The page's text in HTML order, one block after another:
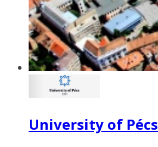
University of Pécs